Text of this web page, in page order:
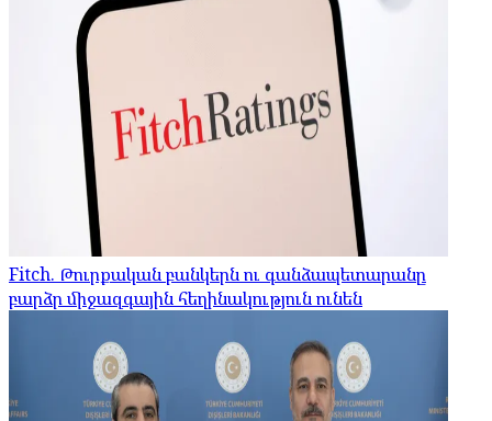
Fitch. Թուրքական բանկերն ու գանձապետարանը
բարձր միջազգային հեղինակություն ունեն